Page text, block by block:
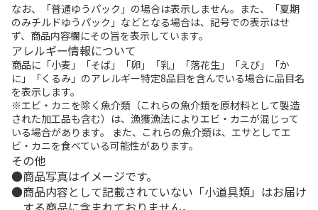
なお、「普通ゆうパック」の場合は表示しません。また、「夏期
のみチルドゆうパック」などとなる場合は、記号での表示はせ
ず、商品内容欄にその旨を表示しています。
アレルギー情報について
商品に「小麦」「そば」「卵」「乳」「落花生」「えび」「か
に」「くるみ」のアレルギー特定8品目を含んでいる場合に品目名
を表示します。
※エビ・カニを除く魚介類（これらの魚介類を原材料として製造
された加工品も含む）は、漁獲漁法によりエビ・カニが混じって
いる場合があります。 また、これらの魚介類は、エサとしてエ
ビ・カニを食べている可能性があります。
その他
商品写真はイメージです。
商品内容として記載されていない「小道具類」はお届け